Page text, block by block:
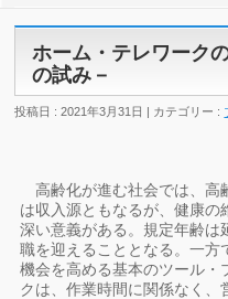
ホーム・テレワーク
の試み－
投稿日 : 2021年3月31日 | カテゴリー :
高齢化が進む社会では、高
は収入源ともなるが、健康の
深い意義がある。規定年齢は
職を迎えることとなる。一方
機会を高める基本のツール・
クは、作業時間に関係なく、